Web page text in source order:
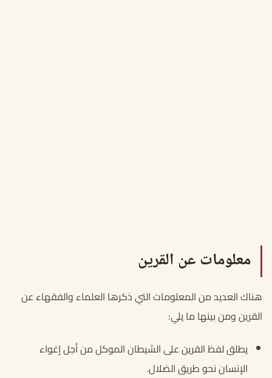
معلومات عن القرين
هناك العديد من المعلومات التي ذكرها العلماء والفقهاء عن
القرين ومن بينها ما يلي:
يطلق لفظ القرين على الشيطان الموكل من أجل إغواء
الإنسان نحو طريق الضلال.